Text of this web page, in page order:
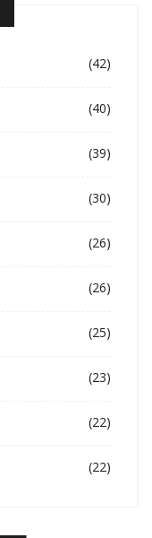
(42)
(40)
(39)
(30)
(26)
(26)
(25)
(23)
(22)
(22)